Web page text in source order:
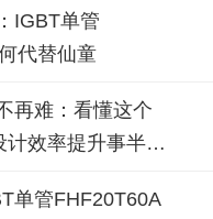
IGBT单管
代替仙童
再难：看懂这个
效率提升事半功
单管FHF20T60A